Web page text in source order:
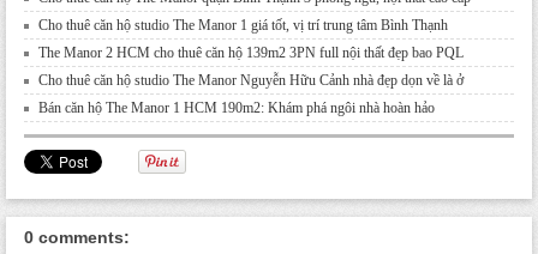
Cho thuê căn hộ studio The Manor 1 giá tốt, vị trí trung tâm Bình Thạnh
The Manor 2 HCM cho thuê căn hộ 139m2 3PN full nội thất đẹp bao PQL
Cho thuê căn hộ studio The Manor Nguyễn Hữu Cảnh nhà đẹp dọn về là ở
Bán căn hộ The Manor 1 HCM 190m2: Khám phá ngôi nhà hoàn hảo
0 comments: